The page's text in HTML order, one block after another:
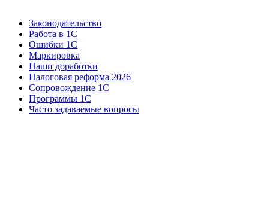
Законодательство
Работа в 1С
Ошибки 1С
Маркировка
Наши доработки
Налоговая реформа 2026
Сопровождение 1С
Программы 1С
Часто задаваемые вопросы